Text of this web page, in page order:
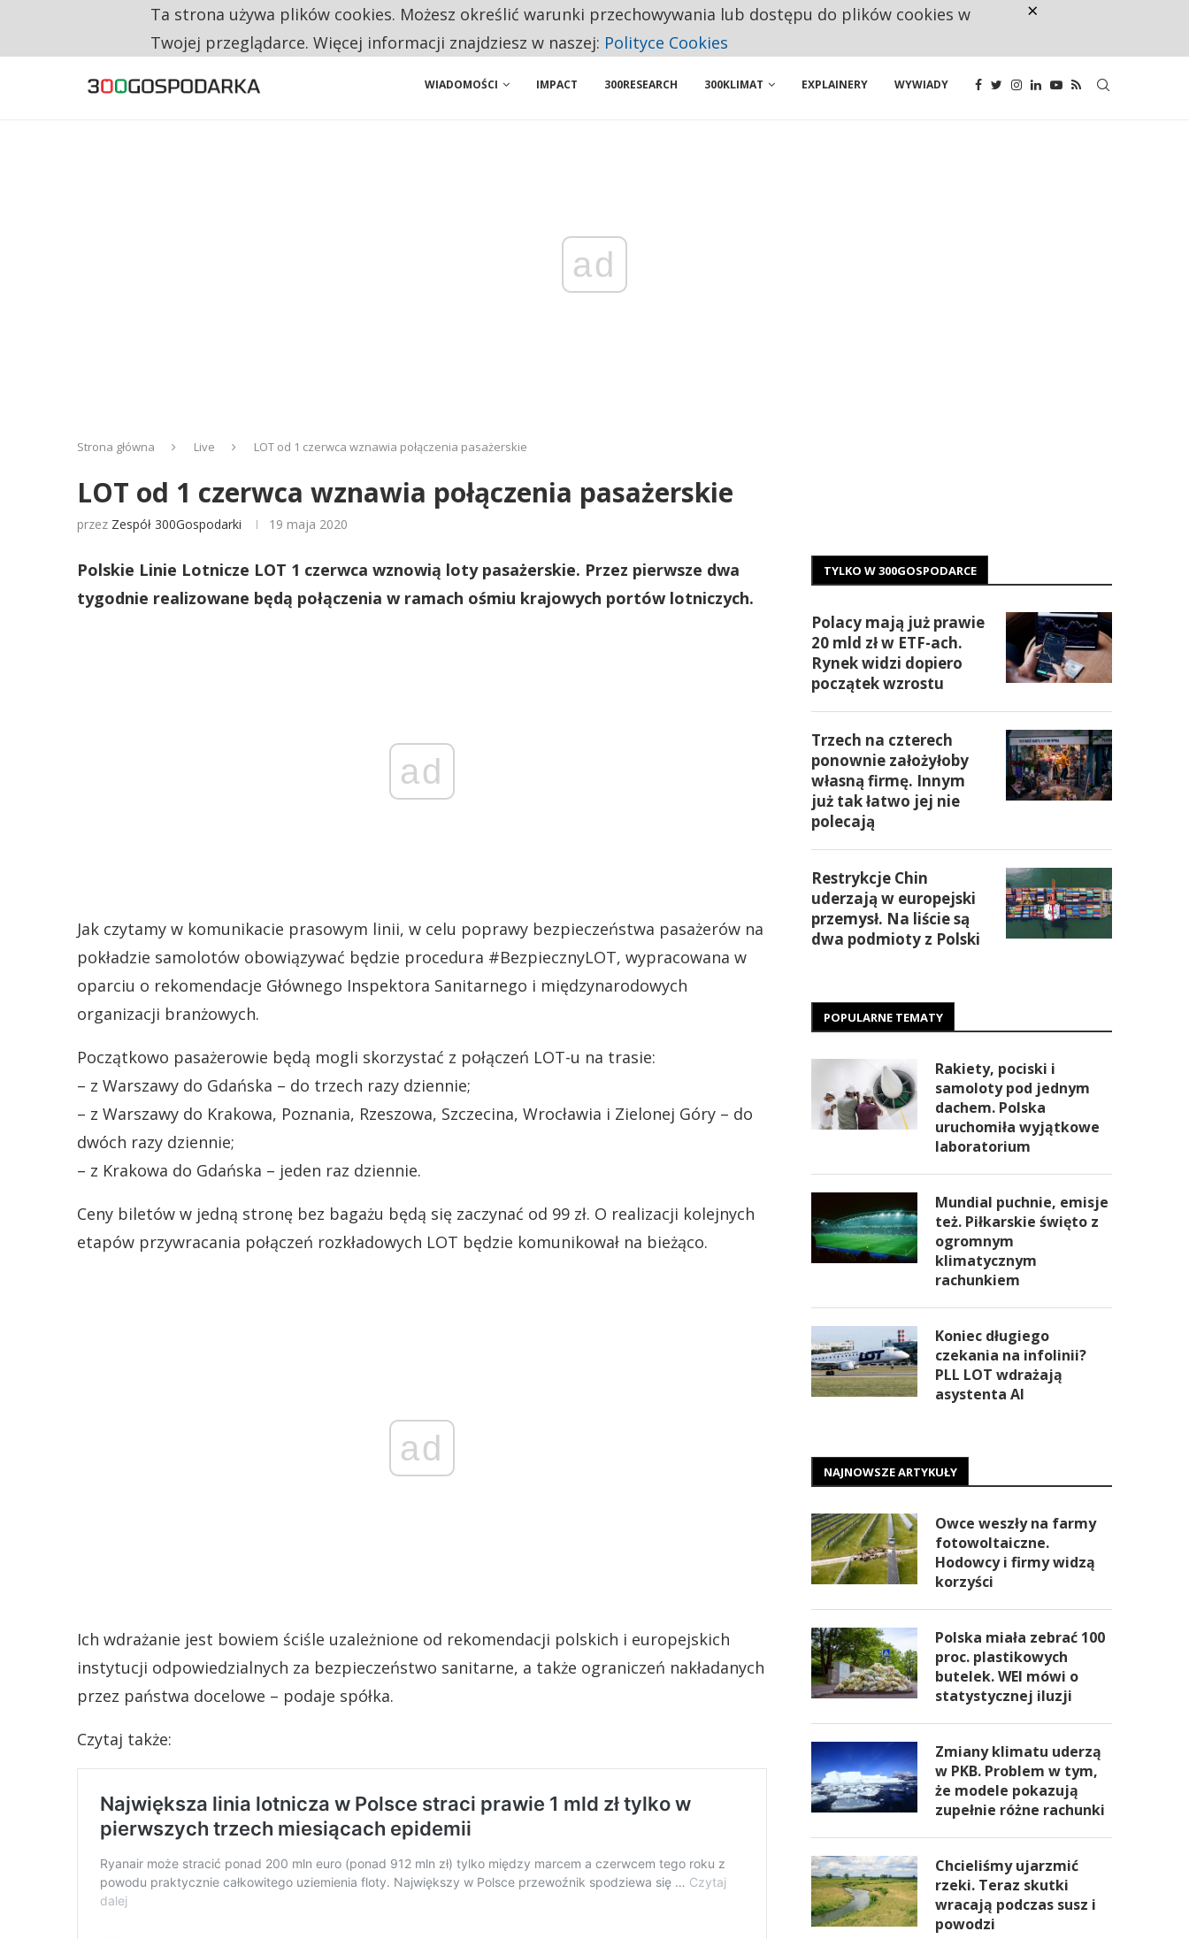
RESTRYKCJE CHIN UDERZAJĄ W EUROPEJSKI PRZEMYSŁ. NA LIŚCIE SĄ DWA PODMIOTY Z POLSKI
WIADOMOŚCI IMPACT 300RESEARCH 300KLIMAT EXPLAINERY WYWIADY
ad
Strona główna Live LOT od 1 czerwca wznawia połączenia pasażerskie
LOT od 1 czerwca wznawia połączenia pasażerskie
przez Zespół 300Gospodarki 19 maja 2020
Polskie Linie Lotnicze LOT 1 czerwca wznowią loty pasażerskie. Przez pierwsze dwa
tygodnie realizowane będą połączenia w ramach ośmiu krajowych portów lotniczych.
ad
Jak czytamy w komunikacie prasowym linii, w celu poprawy bezpieczeństwa pasażerów na
pokładzie samolotów obowiązywać będzie procedura #BezpiecznyLOT, wypracowana w
oparciu o rekomendacje Głównego Inspektora Sanitarnego i międzynarodowych
organizacji branżowych.
Początkowo pasażerowie będą mogli skorzystać z połączeń LOT-u na trasie:
– z Warszawy do Gdańska – do trzech razy dziennie;
– z Warszawy do Krakowa, Poznania, Rzeszowa, Szczecina, Wrocławia i Zielonej Góry – do
dwóch razy dziennie;
– z Krakowa do Gdańska – jeden raz dziennie.
Ceny biletów w jedną stronę bez bagażu będą się zaczynać od 99 zł. O realizacji kolejnych
etapów przywracania połączeń rozkładowych LOT będzie komunikował na bieżąco.
ad
Ich wdrażanie jest bowiem ściśle uzależnione od rekomendacji polskich i europejskich
instytucji odpowiedzialnych za bezpieczeństwo sanitarne, a także ograniczeń nakładanych
przez państwa docelowe – podaje spółka.
Czytaj także:
TYLKO W 300GOSPODARCE
Polacy mają już prawie
20 mld zł w ETF-ach.
Rynek widzi dopiero
początek wzrostu
Trzech na czterech
ponownie założyłoby
własną firmę. Innym
już tak łatwo jej nie
polecają
Restrykcje Chin
uderzają w europejski
przemysł. Na liście są
dwa podmioty z Polski
POPULARNE TEMATY
Rakiety, pociski i
samoloty pod jednym
dachem. Polska
uruchomiła wyjątkowe
laboratorium
Mundial puchnie, emisje
też. Piłkarskie święto z
ogromnym
klimatycznym
rachunkiem
Koniec długiego
czekania na infolinii?
PLL LOT wdrażają
asystenta AI
NAJNOWSZE ARTYKUŁY
Owce weszły na farmy
fotowoltaiczne.
Hodowcy i firmy widzą
korzyści
Polska miała zebrać 100
proc. plastikowych
butelek. WEI mówi o
statystycznej iluzji
Zmiany klimatu uderzą
w PKB. Problem w tym,
że modele pokazują
zupełnie różne rachunki
Chcieliśmy ujarzmić
rzeki. Teraz skutki
wracają podczas susz i
powodzi
Ta strona używa plików cookies. Możesz określić warunki przechowywania lub dostępu do plików cookies w
Twojej przeglądarce. Więcej informacji znajdziesz w naszej: Polityce Cookies
×